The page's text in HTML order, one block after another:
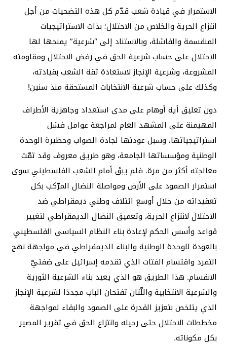
الاستمرار في قيادة شعب قدّم كل هذه التضحيات من أجل
انتزاع الحرية والخلاص من الاحتلال؛ بذات الاستراتيجيات
المنقسمة والفاشلة، وبالاستناد إلى “شرعية” يمنحها لها
الاحتلال على حساب شرعية الحق في رفض الاحتلال ومقاومته
المشروعة، وشرعية الإنجاز لاستعادة ثقة الشعب بقيادته،
وكذلك على حساب شرعية الانتخابات المستحقة منذ سنين!
دون تعليق أية أوهام على مدى استعداد وجاهزية الأطراف
المهيمنة على المشهد العام لمراجعة عوامل فشل
استراتيجياتها، وسبل عودتها لجادة الصواب وحظيرة الوحدة
الوطنية ومؤسساتها الجامعة، وهو طريق معروف وقد تمّت
معالجته أكثر من مرة. فلم يبقَ أمام الشعب الفلسطيني سوى
استمرار الصمود على الأرض ومواصلة النضال المرّكب بكل
تعقيداته من خلال أوسع ائتلاف وطني ديمقراطي ضد
الاحتلال لانتزاع الحرية، وتعميق النضال الديمقراطي لتغيير
قواعد وأسس الحكم لإعادة بناء النظام السياسي الفلسطيني
بالعودة للوحدة الوطنية والبناء الديمقراطي في مواجهة نهج
التفرد واقتسام الفتات الذي تقدمه إسرائيل على ضفتيّ
الانقسام. هذا الطريق هو الذي يعيد بناء الشرعية الثورية
والشرعية الانتخابية واللّتان تفتحان الباب مجددَا لشرعية الإنجاز
الذي يتلخص بتعزيز القدرة على الصمود والبقاء لمواجهة
مخططات الاحتلال حتى رحيله وانتزاع الحق في تقرير المصير
بكل مكوناته.